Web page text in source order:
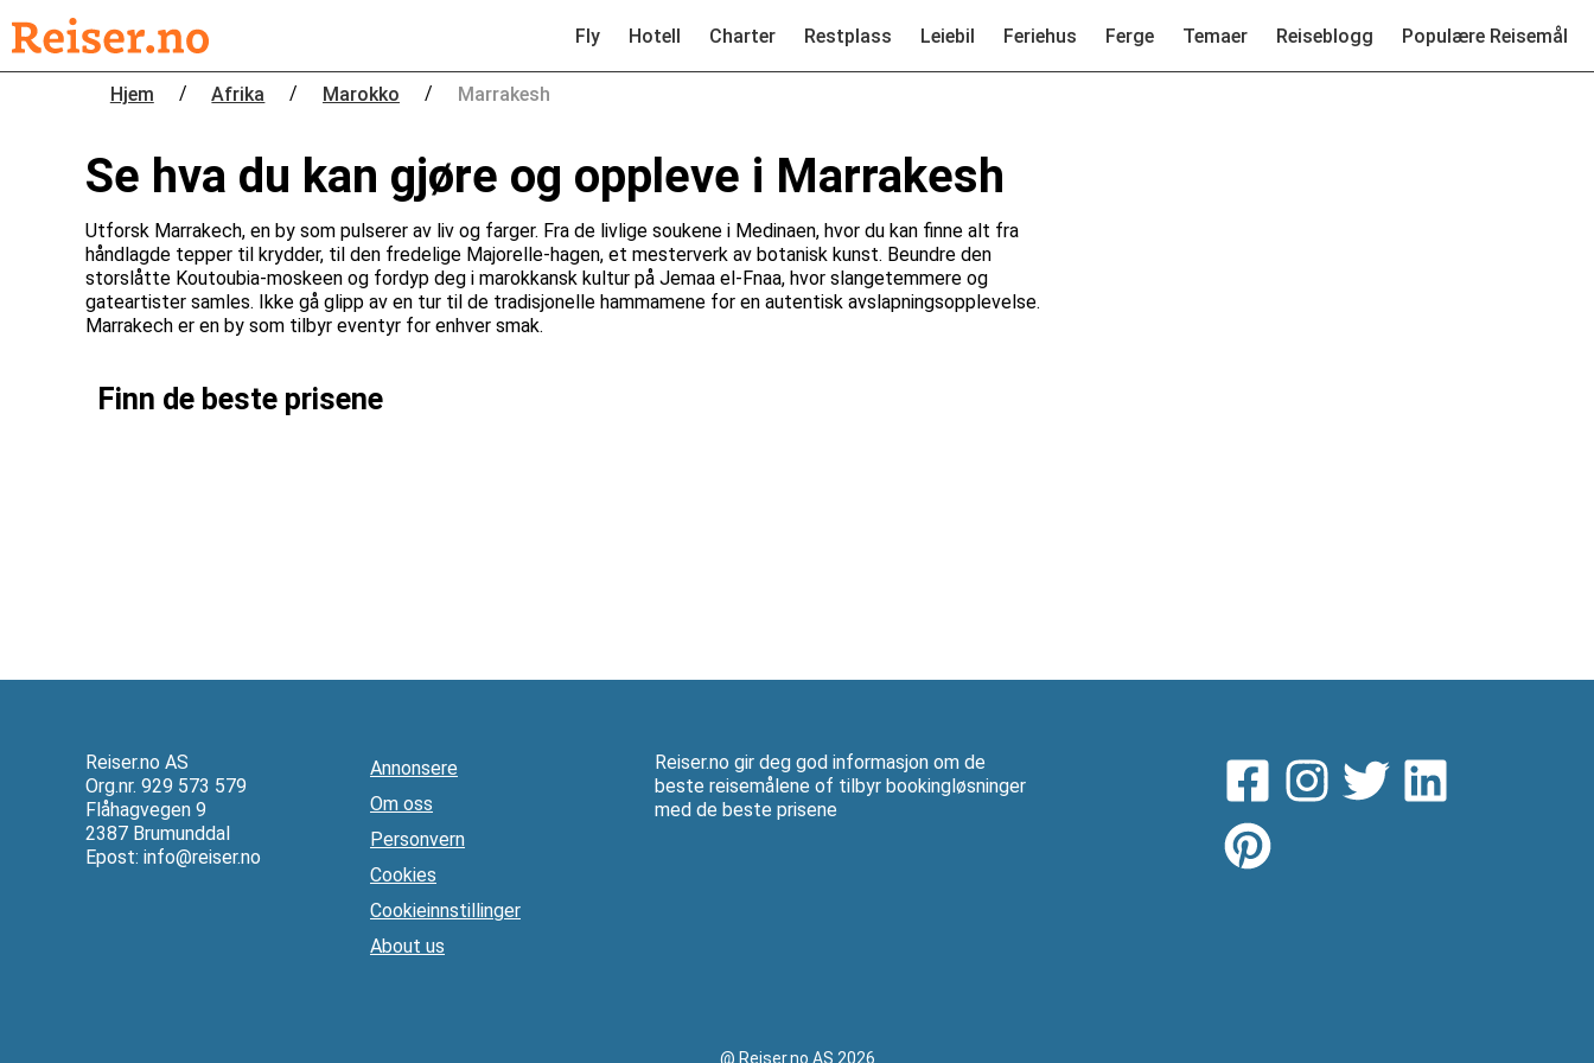
Fly Hotell Charter Restplass Leiebil Feriehus Ferge Temaer Reiseblogg Populære Reisemål
Hjem / Afrika / Marokko / Marrakesh
Se hva du kan gjøre og oppleve i Marrakesh
Utforsk Marrakech, en by som pulserer av liv og farger. Fra de livlige soukene i Medinaen, hvor du kan finne alt fra
håndlagde tepper til krydder, til den fredelige Majorelle-hagen, et mesterverk av botanisk kunst. Beundre den
storslåtte Koutoubia-moskeen og fordyp deg i marokkansk kultur på Jemaa el-Fnaa, hvor slangetemmere og
gateartister samles. Ikke gå glipp av en tur til de tradisjonelle hammamene for en autentisk avslapningsopplevelse.
Marrakech er en by som tilbyr eventyr for enhver smak.
Finn de beste prisene
Reiser.no AS
Org.nr. 929 573 579
Flåhagvegen 9
2387 Brumunddal
Epost: info@reiser.no
Annonsere
Om oss
Personvern
Cookies
Cookieinnstillinger
About us
Reiser.no gir deg god informasjon om de
beste reisemålene of tilbyr bookingløsninger
med de beste prisene
@ Reiser.no AS 2026